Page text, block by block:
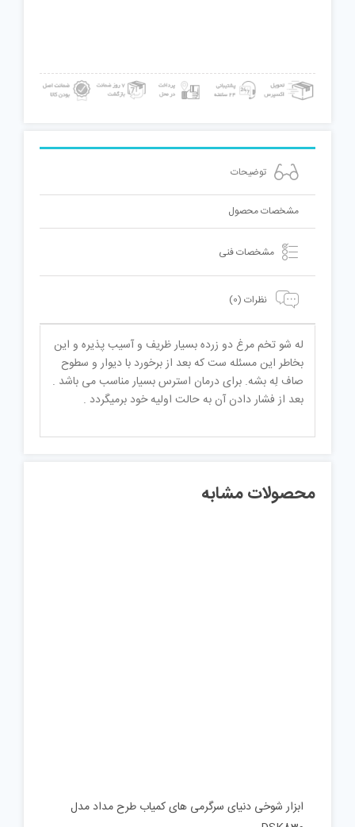
عدد
توضیحات
مشخصات محصول
مشخصات فنی
نظرات (0)
له شو تخم مرغ دو زرده بسیار ظریف و آسیب پذیره و این
بخاطر این مسئله ست که بعد از برخورد با دیوار و سطوح
صاف لِه بشه. برای درمان استرس بسیار مناسب می باشد .
بعد از فشار دادن آن به حالت اولیه خود برمیگردد .
محصولات مشابه
ابزار شوخی دنیای سرگرمی های کمیاب طرح مداد مدل